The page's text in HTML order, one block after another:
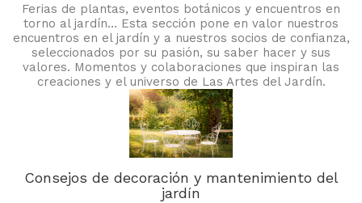
Ferias de plantas, eventos botánicos y encuentros en
torno al jardín… Esta sección pone en valor nuestros
encuentros en el jardín y a nuestros socios de confianza,
seleccionados por su pasión, su saber hacer y sus
valores. Momentos y colaboraciones que inspiran las
creaciones y el universo de Las Artes del Jardín.
Consejos de decoración y mantenimiento del
jardín